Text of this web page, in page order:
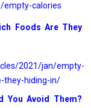
empty-calories
Foods Are They
2021/jan/empty-
they-hiding-in/
You Avoid Them?